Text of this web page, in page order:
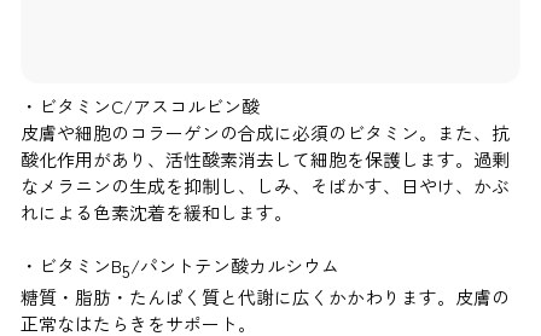
・ビタミンC/アスコルビン酸
皮膚や細胞のコラーゲンの合成に必須のビタミン。また、抗
酸化作用があり、活性酸素消去して細胞を保護します。過剰
なメラニンの生成を抑制し、しみ、そばかす、日やけ、かぶ
れによる色素沈着を緩和します。
・ビタミンB5/パントテン酸カルシウム
糖質・脂肪・たんぱく質と代謝に広くかかわります。皮膚の
正常なはたらきをサポート。